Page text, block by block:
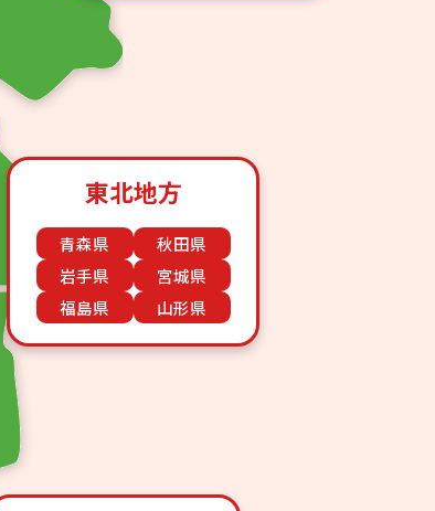
東北地方
青森県
秋田県
岩手県
宮城県
福島県
山形県